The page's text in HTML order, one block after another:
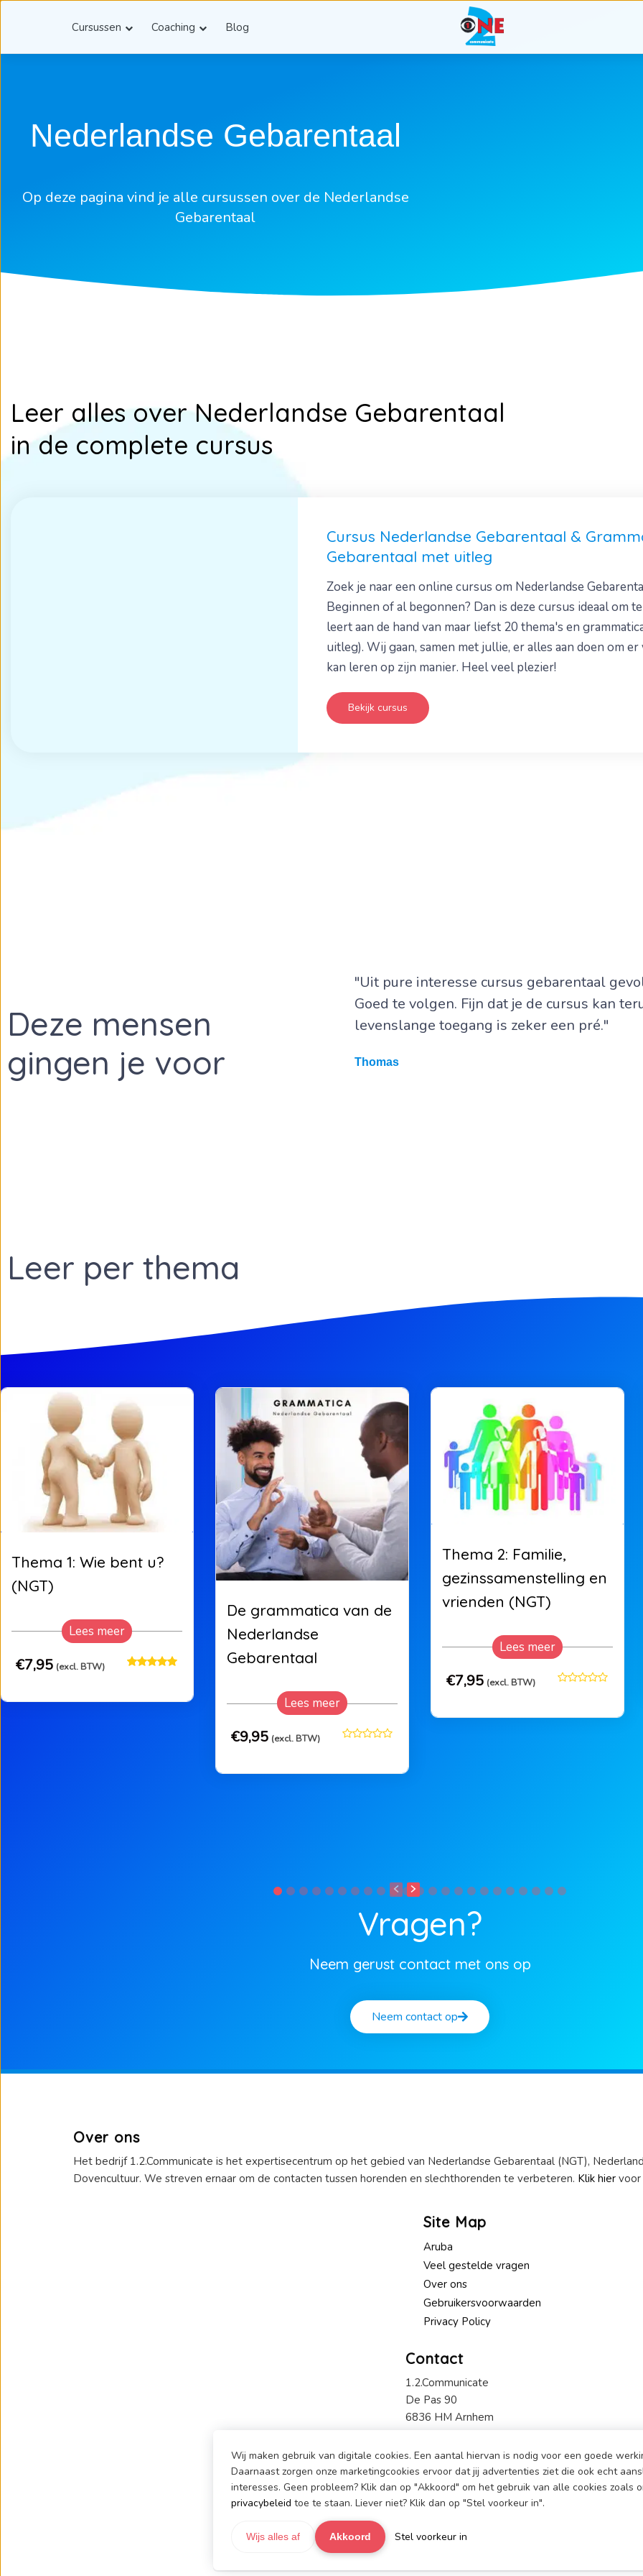
Cursussen Coaching Blog
Nederlandse Gebarentaal
Op deze pagina vind je alle cursussen over de Nederlandse
Gebarentaal
Leer alles over Nederlandse Gebarentaal
in de complete cursus
Cursus Nederlandse Gebarentaal &
Gebarentaal met uitleg
Zoek je naar een online cursus om Nederlandse
Beginnen of al begonnen? Dan is deze cursus ideaal om
leert aan de hand van maar liefst 20 thema's en
uitleg). Wij gaan, samen met jullie, er alles aan doen om
kan leren op zijn manier. Heel veel plezier!
Bekijk cursus
Deze mensen
gingen je voor
puur uit interesse. Dus geen ervaring
"Uit pure interesse cursus gebarentaal
Goed te volgen. Fijn dat je de cursus kan
levenslange toegang is zeker een pré."
Thomas
Leer per thema
Thema 1: Wie bent u?
(NGT)
Lees meer
€7,95 (excl. BTW)
De grammatica van de
Nederlandse
Gebarentaal
Lees meer
€9,95 (excl. BTW)
Thema 2: Familie,
gezinssamenstelling en
vrienden (NGT)
Lees meer
€7,95 (excl. BTW)
Vragen?
Neem gerust contact met ons op
Neem contact op
Over ons
Het bedrijf 1.2.Communicate is het expertisecentrum op het gebied van Nederlandse Gebarentaal (NGT),
Dovencultuur. We streven ernaar om de contacten tussen horenden en slechthorenden te verbeteren. Klik hier
Site Map
Aruba
Veel gestelde vragen
Over ons
Gebruikersvoorwaarden
Privacy Policy
Contact
1.2.Communicate
De Pas 90
6836 HM Arnhem
info@1-2-communicate.nl
© 2026 1.2.Communicate - Powered by
Wij maken gebruik van digitale cookies. Een aantal hiervan is nodig voor een goede
Daarnaast zorgen onze marketingcookies ervoor dat jij advertenties ziet die ook echt
interesses. Geen probleem? Klik dan op "Akkoord" om het gebruik van alle cookies zoals
privacybeleid toe te staan. Liever niet? Klik dan op "Stel voorkeur in".
Stel voorkeur in
Wijs alles af Akkoord